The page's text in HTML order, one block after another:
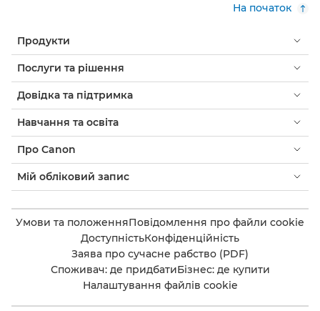
На початок
Продукти
Послуги та рішення
Довідка та підтримка
Навчання та освіта
Про Canon
Мій обліковий запис
Умови та положенняПовідомлення про файли cookie
ДоступністьКонфіденційність
Заява про сучасне рабство (PDF)
Споживач: де придбатиБізнес: де купити
Налаштування файлів cookie